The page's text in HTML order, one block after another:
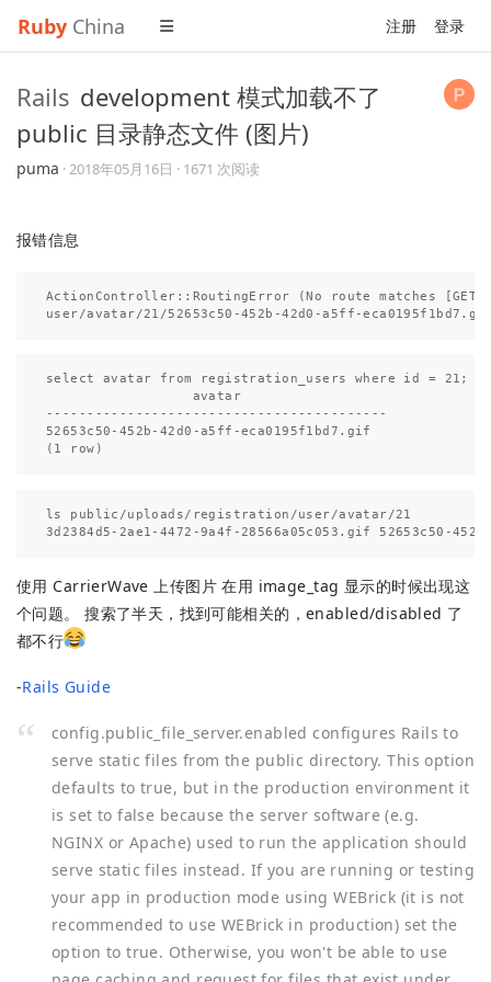
Ruby China 注册 登录
Rails development 模式加载不了
public 目录静态文件 (图片)
puma ·2018年05月16日 · 1671 次阅读
报错信息
ActionController::RoutingError (No route matches
select avatar from registration_users where id = 21;
                  avatar
------------------------------------------
52653c50-452b-42d0-a5ff-eca0195f1bd7.gif
ls public/uploads/registration/user/avatar/21
使用 CarrierWave 上传图片 在用 image_tag 显示的时候出现这
个问题。 搜索了半天，找到可能相关的，enabled/disabled 了
都不行
-Rails Guide
config.public_file_server.enabled configures Rails to
serve static files from the public directory. This option
defaults to true, but in the production environment it
is set to false because the server software (e.g.
NGINX or Apache) used to run the application should
serve static files instead. If you are running or testing
your app in production mode using WEBrick (it is not
recommended to use WEBrick in production) set the
option to true. Otherwise, you won't be able to use